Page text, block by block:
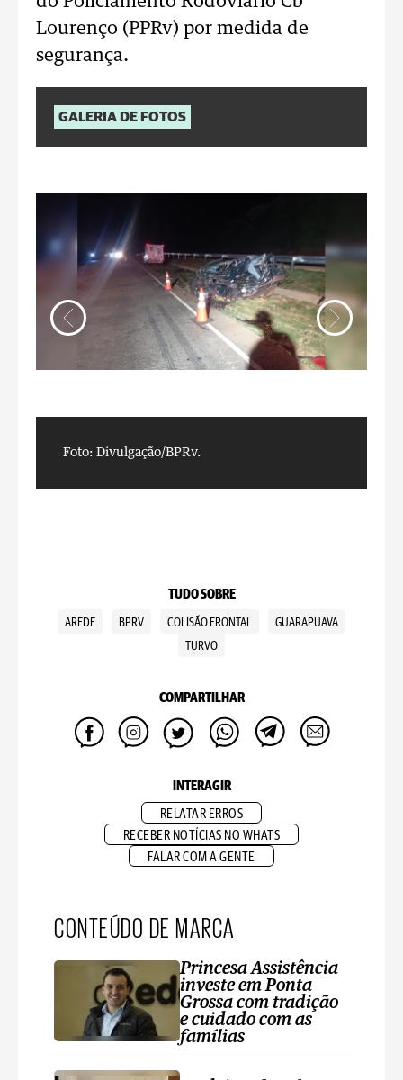
Lourenço (PPRv) por medida de
segurança.
GALERIA DE FOTOS
Foto: Divulgação/BPRv.
TUDO SOBRE
AREDE BPRV COLISÃO FRONTAL
GUARAPUAVA
TURVO
COMPARTILHAR
INTERAGIR
RELATAR ERROS
RECEBER NOTÍCIAS NO WHATS
FALAR COM A GENTE
CONTEÚDO DE MARCA
Princesa Assistência
investe em Ponta
Grossa com tradição
e cuidado com as
famílias